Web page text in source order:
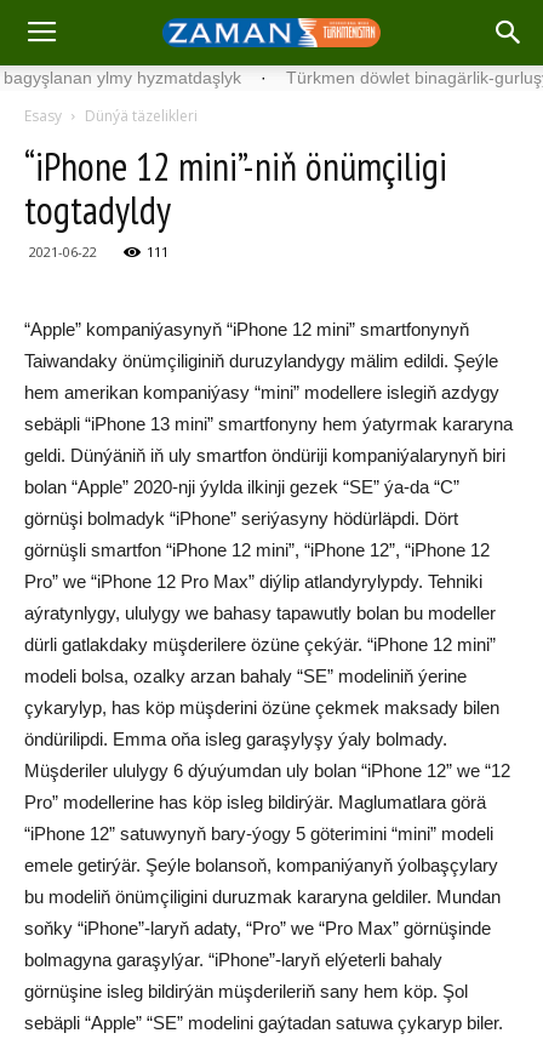
ylmy hyzmatdaşlyk · Türkmen döwlet binagärlik-gurluşyk
Esasy Dünýä täzelikleri
“iPhone 12 mini”-niň önümçiligi
togtadyldy
2021-06-22 111
“Apple” kompaniýasynyň “iPhone 12 mini” smartfonynyň
Taiwandaky önümçiliginiň duruzylandygy mälim edildi. Şeýle
hem amerikan kompaniýasy “mini” modellere islegiň azdygy
sebäpli “iPhone 13 mini” smartfonyny hem ýatyrmak kararyna
geldi. Dünýäniň iň uly smartfon öndüriji kompaniýalarynyň biri
bolan “Apple” 2020-nji ýylda ilkinji gezek “SE” ýa-da “C”
görnüşi bolmadyk “iPhone” seriýasyny hödürläpdi. Dört
görnüşli smartfon “iPhone 12 mini”, “iPhone 12”, “iPhone 12
Pro” we “iPhone 12 Pro Max” diýlip atlandyrylypdy. Tehniki
aýratynlygy, ululygy we bahasy tapawutly bolan bu modeller
dürli gatlakdaky müşderilere özüne çekýär. “iPhone 12 mini”
modeli bolsa, ozalky arzan bahaly “SE” modeliniň ýerine
çykarylyp, has köp müşderini özüne çekmek maksady bilen
öndürilipdi. Emma oňa isleg garaşylyşy ýaly bolmady.
Müşderiler ululygy 6 dýuýumdan uly bolan “iPhone 12” we “12
Pro” modellerine has köp isleg bildirýär. Maglumatlara görä
“iPhone 12” satuwynyň bary-ýogy 5 göterimini “mini” modeli
emele getirýär. Şeýle bolansoň, kompaniýanyň ýolbaşçylary
bu modeliň önümçiligini duruzmak kararyna geldiler. Mundan
soňky “iPhone”-laryň adaty, “Pro” we “Pro Max” görnüşinde
bolmagyna garaşylýar. “iPhone”-laryň elýeterli bahaly
görnüşine isleg bildirýän müşderileriň sany hem köp. Şol
sebäpli “Apple” “SE” modelini gaýtadan satuwa çykaryp biler.